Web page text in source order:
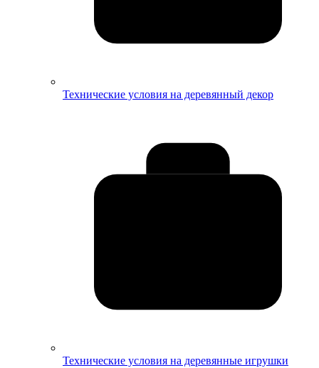
Технические условия на деревянный декор
Технические условия на деревянные игрушки